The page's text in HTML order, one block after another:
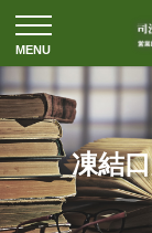
凍結